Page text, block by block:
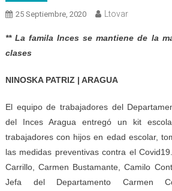
25 Septiembre, 2020 Ltovar
** La famila Inces se mantiene de la
clases
NINOSKA PATRIZ | ARAGUA
El equipo de trabajadores del
del Inces Aragua entregó un kit
trabajadores con hijos en edad escolar,
las medidas preventivas contra el
Carrillo, Carmen Bustamante, Camilo
Jefa del Departamento Carmen